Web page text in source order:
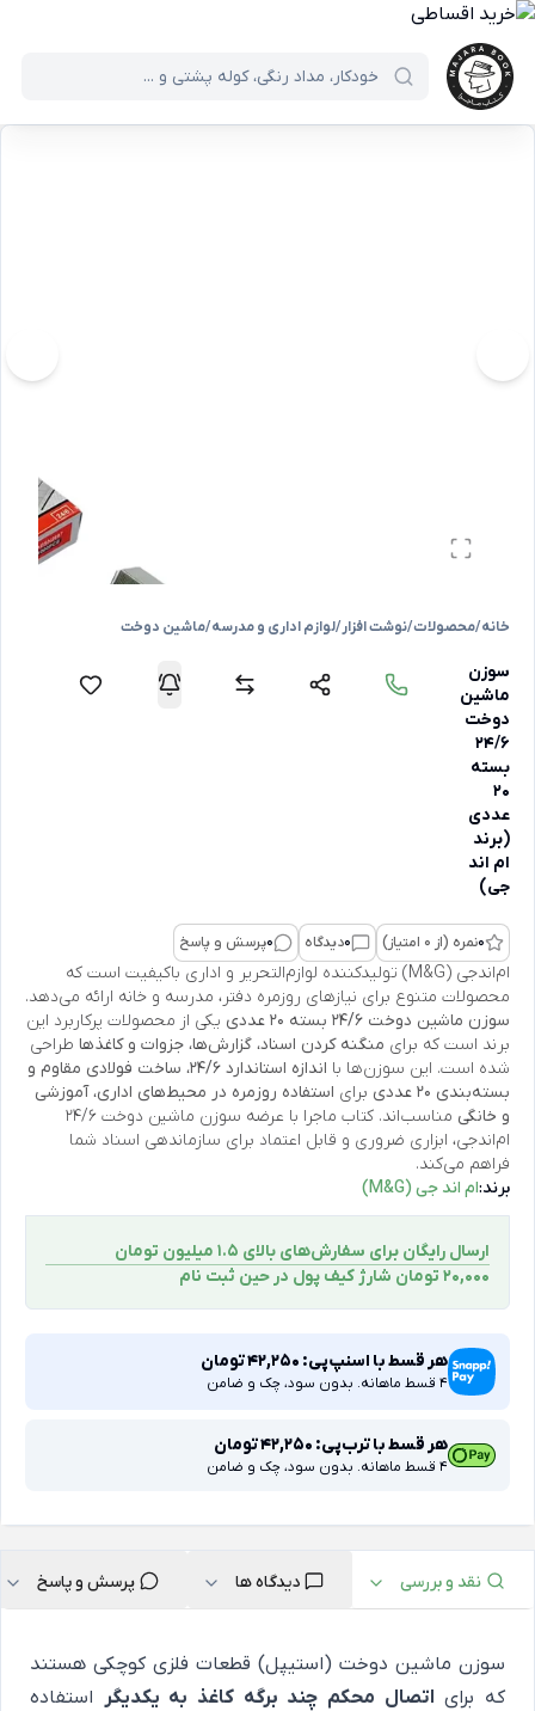
خانه/محصولات/نوشت افزار/لوازم اداری و مدرسه/ماشین دوخت
سوزن
ماشین
دوخت
24/6
بسته
20
عددی
(برند
ام اند
جی)
0نمره (از 0 امتیاز) 0دیدگاه 0پرسش و پاسخ
ام‌اندجی (M&G) تولیدکننده لوازم‌التحریر و اداری باکیفیت است که
محصولات متنوع برای نیازهای روزمره دفتر، مدرسه و خانه ارائه می‌دهد.
سوزن ماشین دوخت 24/6 بسته 20 عددی
یکی از محصولات پرکاربرد این
برند است که برای منگنه کردن اسناد، گزارش‌ها، جزوات و کاغذها طراحی
شده است. این سوزن‌ها با
اندازه استاندارد 24/6، ساخت فولادی مقاوم و
بسته‌بندی 20 عددی
برای استفاده روزمره در محیط‌های اداری، آموزشی
و خانگی
مناسب‌اند. کتاب ماجرا با عرضه سوزن ماشین دوخت 24/6
ام‌اندجی، ابزاری ضروری و قابل اعتماد برای سازماندهی اسناد شما
فراهم می‌کند.
برند:ام اند جی (M&G)
ارسال رایگان برای سفارش‌های بالای 1.5 میلیون تومان
۲۰,۰۰۰ تومان شارژ کیف پول در حین ثبت ‌نام
هر قسط با اسنپ‌پی: 42,250تومان
4 قسط ماهانه. بدون سود، چک و ضامن
هر قسط با ترب‌پی: 42,250تومان
4 قسط ماهانه. بدون سود، چک و ضامن
نقد و بررسی دیدگاه ها پرسش و پاسخ
سوزن ماشین دوخت (استیپل) قطعات فلزی کوچکی هستند
که برای اتصال محکم چند برگه کاغذ به یکدیگر استفاده